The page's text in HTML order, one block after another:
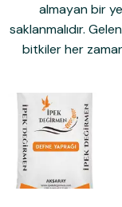
almayan bir
saklanmalıdır.
bitkiler her